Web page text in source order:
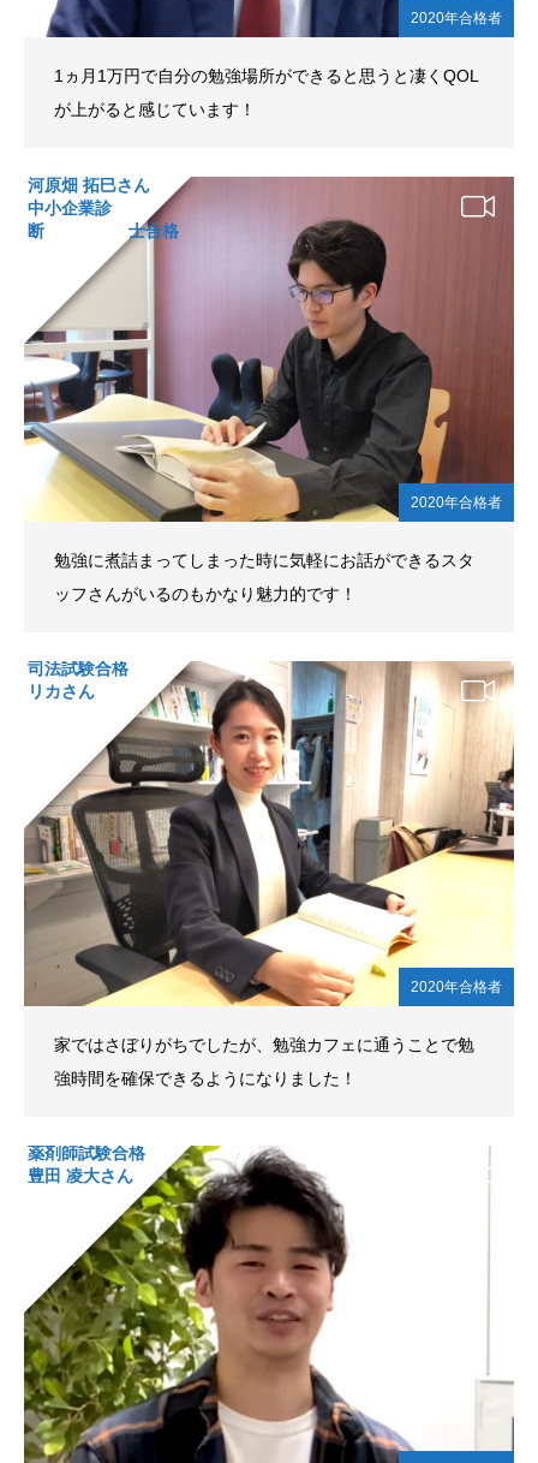
2020年合格者
1ヵ月1万円で自分の勉強場所ができると思うと凄くQOL
が上がると感じています！
河原畑 拓巳さん
中小企業診
断 士合格
2020年合格者
勉強に煮詰まってしまった時に気軽にお話ができるスタ
ッフさんがいるのもかなり魅力的です！
司法試験合格
リカさん
2020年合格者
家ではさぼりがちでしたが、勉強カフェに通うことで勉
強時間を確保できるようになりました！
薬剤師試験合格
豊田 凌大さん